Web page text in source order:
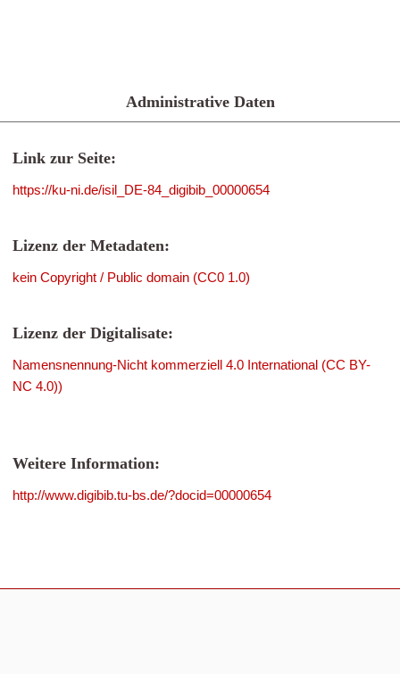
Administrative Daten
Link zur Seite:
https://ku-ni.de/isil_DE-84_digibib_00000654
Lizenz der Metadaten:
kein Copyright / Public domain (CC0 1.0)
Lizenz der Digitalisate:
Namensnennung-Nicht kommerziell 4.0 International (CC BY-
NC 4.0))
Weitere Information:
http://www.digibib.tu-bs.de/?docid=00000654